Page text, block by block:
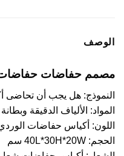
الوصف
مصمم حفاضات
النموذج: هل يجب أن تحاضى
المواد: الألياف الدقيقة وبطانة 210D
اللون: أكياس حفاضات
الحجم: 40L*30H*20W سم